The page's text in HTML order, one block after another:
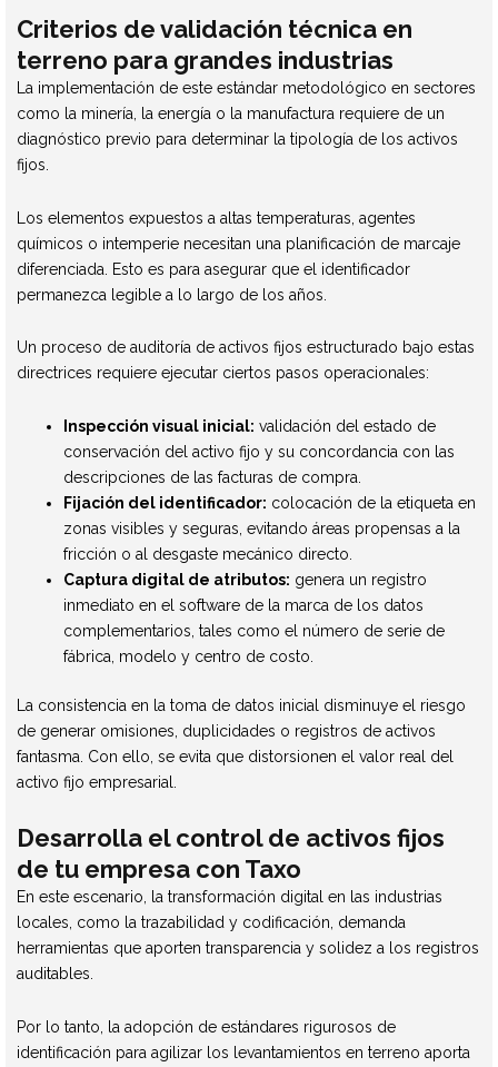
Criterios de validación técnica en
terreno para grandes industrias
La implementación de este estándar metodológico en sectores
como la minería, la energía o la manufactura requiere de un
diagnóstico previo para determinar la tipología de los activos
fijos.
Los elementos expuestos a altas temperaturas, agentes
químicos o intemperie necesitan una planificación de marcaje
diferenciada. Esto es para asegurar que el identificador
permanezca legible a lo largo de los años.
Un proceso de auditoría de activos fijos estructurado bajo estas
directrices requiere ejecutar ciertos pasos operacionales:
Inspección visual inicial: validación del estado de
conservación del activo fijo y su concordancia con las
descripciones de las facturas de compra.
Fijación del identificador: colocación de la etiqueta en
zonas visibles y seguras, evitando áreas propensas a la
fricción o al desgaste mecánico directo.
Captura digital de atributos: genera un registro
inmediato en el software de la marca de los datos
complementarios, tales como el número de serie de
fábrica, modelo y centro de costo.
La consistencia en la toma de datos inicial disminuye el riesgo
de generar omisiones, duplicidades o registros de activos
fantasma. Con ello, se evita que distorsionen el valor real del
activo fijo empresarial.
Desarrolla el control de activos fijos
de tu empresa con Taxo
En este escenario, la transformación digital en las industrias
locales, como la trazabilidad y codificación, demanda
herramientas que aporten transparencia y solidez a los registros
auditables.
Por lo tanto, la adopción de estándares rigurosos de
identificación para agilizar los levantamientos en terreno aporta